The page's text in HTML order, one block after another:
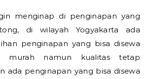
menginap di penginapan yang
di wilayah Yogyakarta ada
penginapan yang bisa disewa
murah namun kualitas tetap
ada penginapan yang bisa disewa